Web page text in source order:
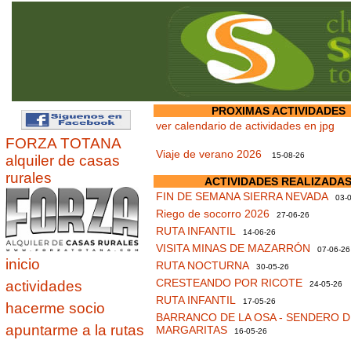
FORZA TOTANA
alquiler de casas
rurales
inicio
actividades
hacerme socio
apuntarme a la rutas
PROXIMAS ACTIVIDADES
ver calendario de actividades en jpg
Viaje de verano 2026 15-08-26
ACTIVIDADES REALIZADAS
FIN DE SEMANA SIERRA NEVADA 03-
Riego de socorro 2026 27-06-26
RUTA INFANTIL 14-06-26
VISITA MINAS DE MAZARRÓN 07-06-26
RUTA NOCTURNA 30-05-26
CRESTEANDO POR RICOTE 24-05-26
RUTA INFANTIL 17-05-26
BARRANCO DE LA OSA - SENDERO
MARGARITAS 16-05-26